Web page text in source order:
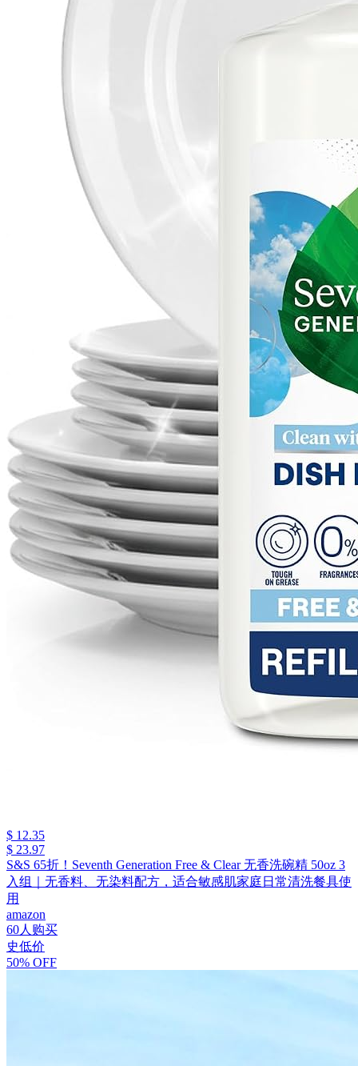
$ 12.35
$ 23.97
S&S 65折！Seventh Generation Free & Clear 无香洗碗精 50oz 3
入组｜无香料、无染料配方，适合敏感肌家庭日常清洗餐具使
用
amazon
60人购买
史低价
50% OFF